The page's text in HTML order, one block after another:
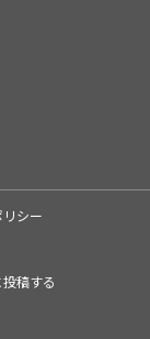
シー
稿する